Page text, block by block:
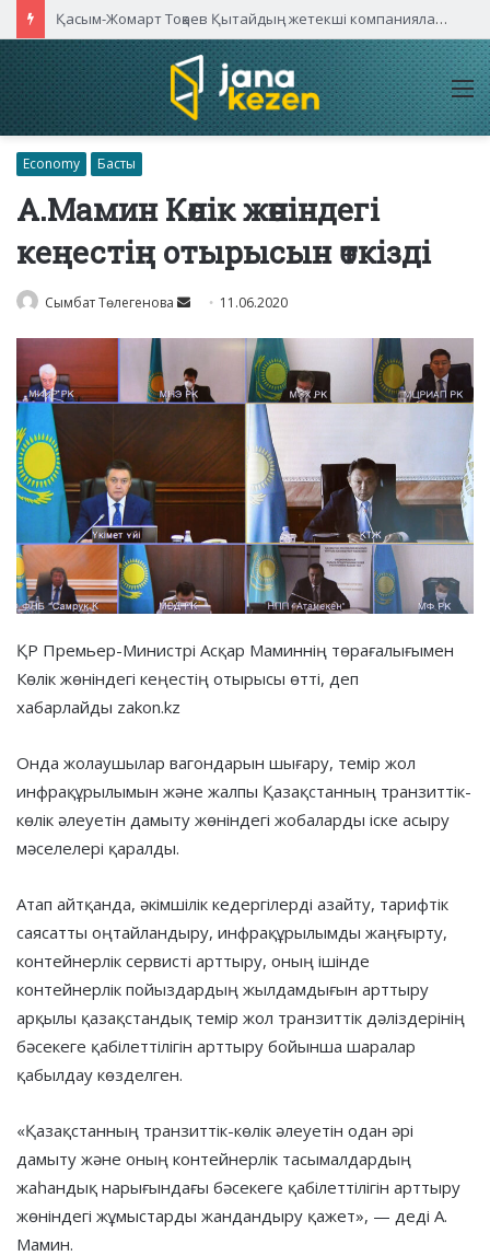
Қасым-Жомарт Тоқаев Қытайдың жетекші компаниялары басшыларымен кездесті
Economy Басты
А.Мамин Көлік жөніндегі
кеңестің отырысын өткізді
Сымбат Төлегенова
Send 11.06.2020
ҚР Премьер-Министрі Асқар Маминнің төрағалығымен
Көлік жөніндегі кеңестің отырысы өтті, деп
хабарлайды zakon.kz
Онда жолаушылар вагондарын шығару, темір жол
инфрақұрылымын және жалпы Қазақстанның транзиттік-
көлік әлеуетін дамыту жөніндегі жобаларды іске асыру
мәселелері қаралды.
Атап айтқанда, әкімшілік кедергілерді азайту, тарифтік
саясатты оңтайландыру, инфрақұрылымды жаңғырту,
контейнерлік сервисті арттыру, оның ішінде
контейнерлік пойыздардың жылдамдығын арттыру
арқылы қазақстандық темір жол транзиттік дәліздерінің
бәсекеге қабілеттілігін арттыру бойынша шаралар
қабылдау көзделген.
«Қазақстанның транзиттік-көлік әлеуетін одан әрі
дамыту және оның контейнерлік тасымалдардың
жаһандық нарығындағы бәсекеге қабілеттілігін арттыру
жөніндегі жұмыстарды жандандыру қажет», — деді А.
Мамин.